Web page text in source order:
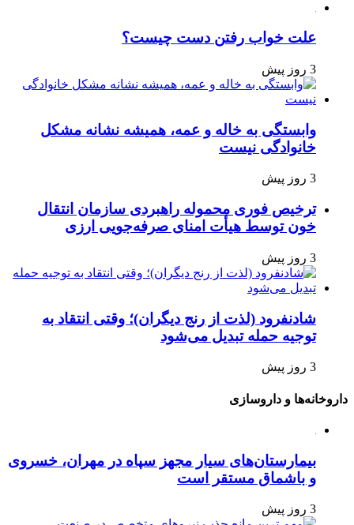
علت خواب رفتن دست چیست؟
3 روز پیش
وابستگی به خاله و عمه، همیشه نشانه مشکل
خانوادگی نیست
3 روز پیش
ترخیص فوری محموله راهبردی سازمان انتقال
خون توسط هیأت امنای صرفه‌جویی ارزی
3 روز پیش
شادنفرود (لذت از رنج دیگران)؛ وقتی انتقاد به
توجیه حمله تبدیل می‌شود
3 روز پیش
داروخانه‌ها و داروسازی
بیمارستان‌های سیار مجهز سپاه در مهران، خسروی
و باشماق مستقر است
3 روز پیش